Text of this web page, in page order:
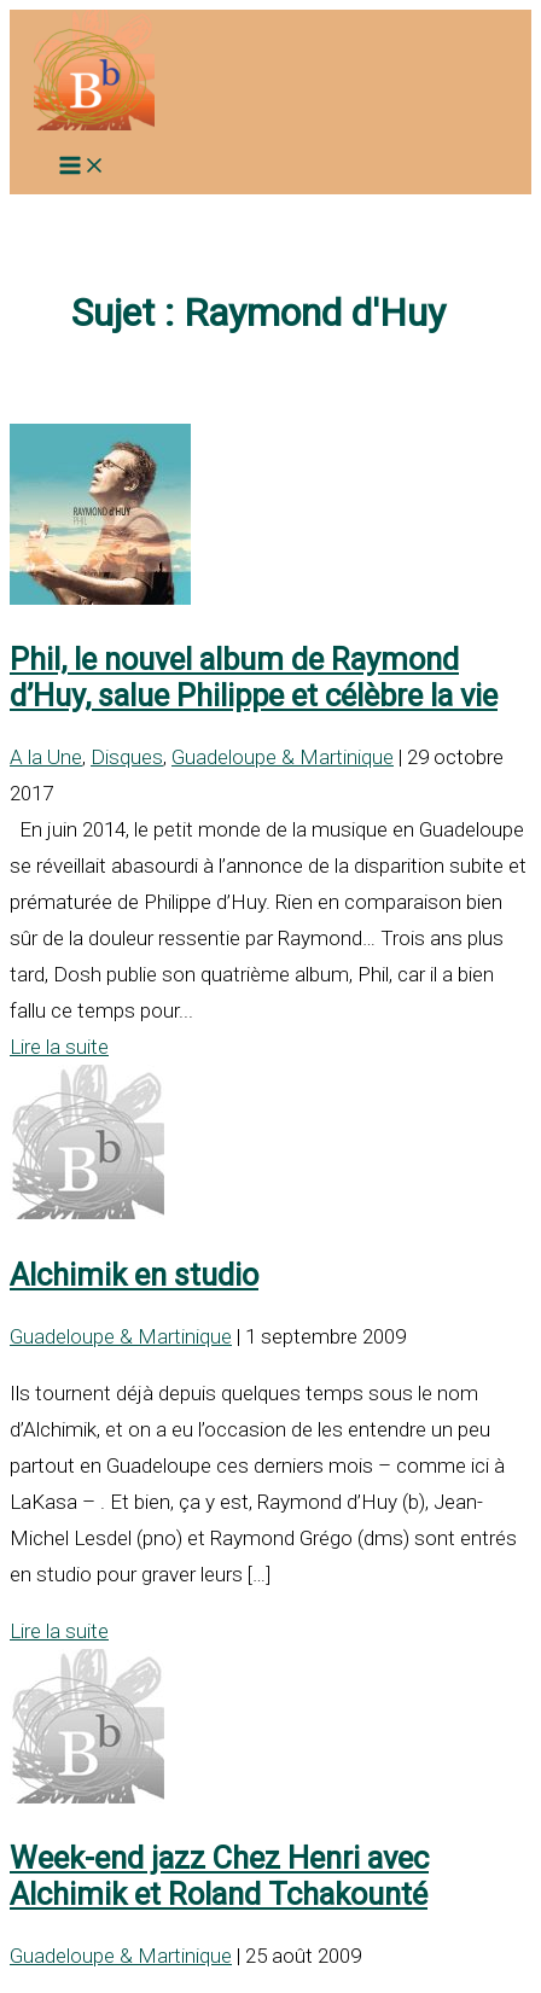
contenu
Sujet : Raymond d'Huy
Phil, le nouvel album de Raymond
d’Huy, salue Philippe et célèbre la vie
A la Une, Disques, Guadeloupe & Martinique | 29 octobre
2017
En juin 2014, le petit monde de la musique en Guadeloupe
se réveillait abasourdi à l’annonce de la disparition subite et
prématurée de Philippe d’Huy. Rien en comparaison bien
sûr de la douleur ressentie par Raymond… Trois ans plus
tard, Dosh publie son quatrième album, Phil, car il a bien
fallu ce temps pour...
Lire la suite
Alchimik en studio
Guadeloupe & Martinique | 1 septembre 2009
Ils tournent déjà depuis quelques temps sous le nom
d’Alchimik, et on a eu l’occasion de les entendre un peu
partout en Guadeloupe ces derniers mois – comme ici à
LaKasa – . Et bien, ça y est, Raymond d’Huy (b), Jean-
Michel Lesdel (pno) et Raymond Grégo (dms) sont entrés
en studio pour graver leurs […]
Lire la suite
Week-end jazz Chez Henri avec
Alchimik et Roland Tchakounté
Guadeloupe & Martinique | 25 août 2009